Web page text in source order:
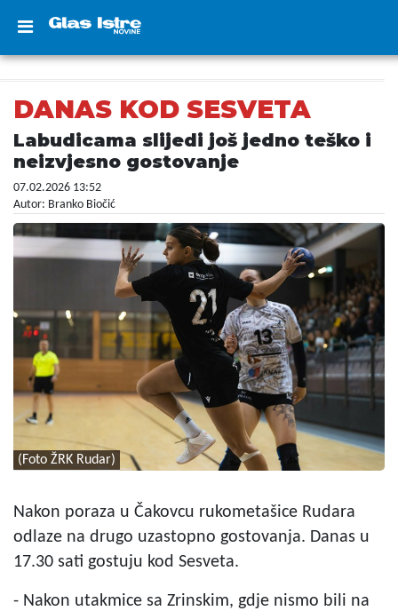
DANAS KOD SESVETA
Labudicama slijedi još jedno teško i
neizvjesno gostovanje
07.02.2026 13:52
Autor: Branko Biočić
(Foto ŽRK Rudar)
Nakon poraza u Čakovcu rukometašice Rudara
odlaze na drugo uzastopno gostovanja. Danas u
17.30 sati gostuju kod Sesveta.
- Nakon utakmice sa Zrinskim, gdje nismo bili na